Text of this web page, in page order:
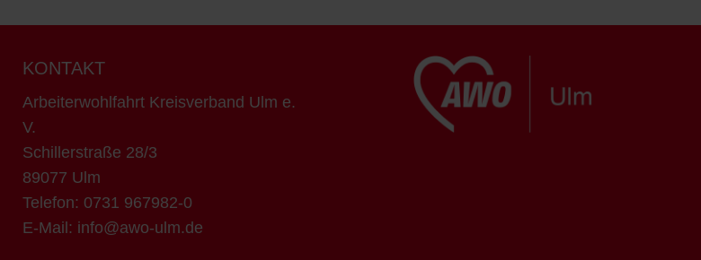
KONTAKT
Arbeiterwohlfahrt Kreisverband Ulm e.
V.
Schillerstraße 28/3
89077 Ulm
Telefon: 0731 967982-0
E-Mail: info@awo-ulm.de